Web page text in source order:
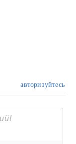
авторизуйтесь